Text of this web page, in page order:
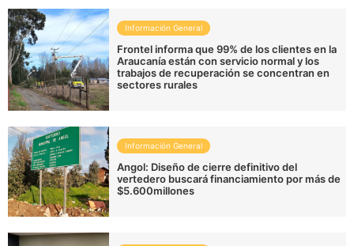
Información General
Frontel informa que 99% de los clientes en la
Araucanía están con servicio normal y los
trabajos de recuperación se concentran en
sectores rurales
Información General
Angol: Diseño de cierre definitivo del
vertedero buscará financiamiento por más de
$5.600millones